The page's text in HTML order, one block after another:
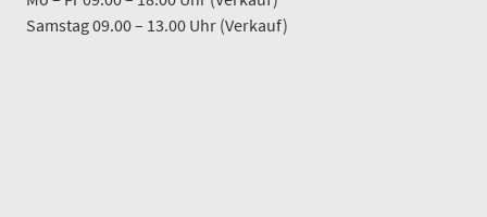
Samstag 09.00 – 13.00 Uhr (Verkauf)